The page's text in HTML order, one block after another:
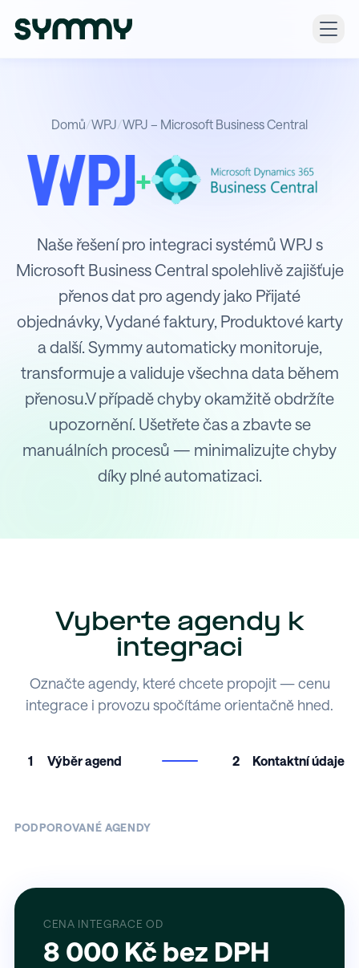
Domů/WPJ/WPJ – Microsoft Business Central
+
Integrace WPJ s Microsoft
Naše řešení pro integraci systémů WPJ s
Microsoft Business Central spolehlivě zajišťuje
přenos dat pro agendy jako Přijaté
objednávky, Vydané faktury, Produktové karty
a další. Symmy automaticky monitoruje,
transformuje a validuje všechna data během
přenosu.V případě chyby okamžitě obdržíte
upozornění. Ušetřete čas a zbavte se
manuálních procesů — minimalizujte chyby
díky plné automatizaci.
Vyberte agendy k
integraci
Označte agendy, které chcete propojit — cenu
integrace i provozu spočítáme orientačně hned.
1 Výběr agend 2 Kontaktní údaje
PODPOROVANÉ AGENDY
CENA INTEGRACE OD
8 000 Kč bez DPH